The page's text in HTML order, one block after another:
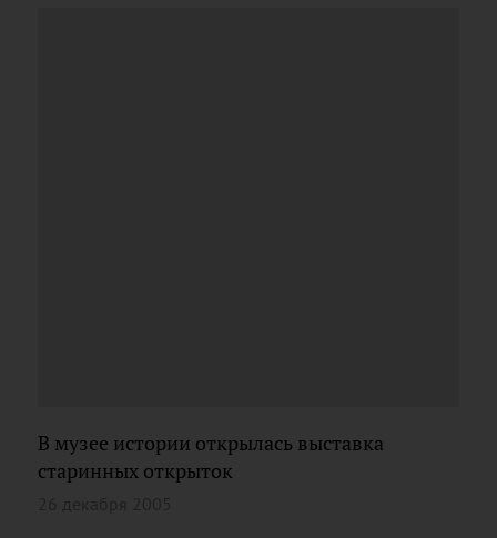
В музее истории открылась выставка
старинных открыток